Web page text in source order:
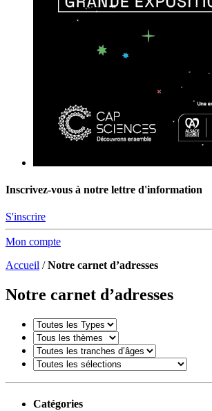
Inscrivez-vous à notre lettre d'information
S'inscrire
Mon compte
Accueil /Notre carnet d’adresses
Notre carnet d’adresses
Catégories